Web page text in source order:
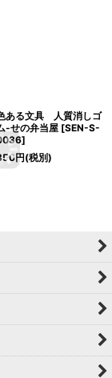
ある文具 人質消しゴ
-せの弁当屋 [SEN-S-
]
円(税別)